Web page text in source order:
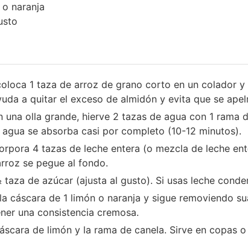
naranja
1 taza de arroz de grano corto en un colador
a quitar el exceso de almidón y evita que se
una olla grande, hierve 2 tazas de agua con 1
se absorba casi por completo (10-12 minutos).
4 tazas de leche entera (o mezcla de leche
se pegue al fondo.
de azúcar (ajusta al gusto). Si usas leche
cáscara de 1 limón o naranja y sigue removiendo
una consistencia cremosa.
de limón y la rama de canela. Sirve en copas